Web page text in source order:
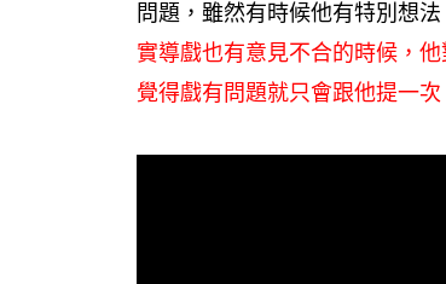
問題，雖然有時候他有特別想
實導戲也有意見不合的時候，
覺得戲有問題就只會跟他提一